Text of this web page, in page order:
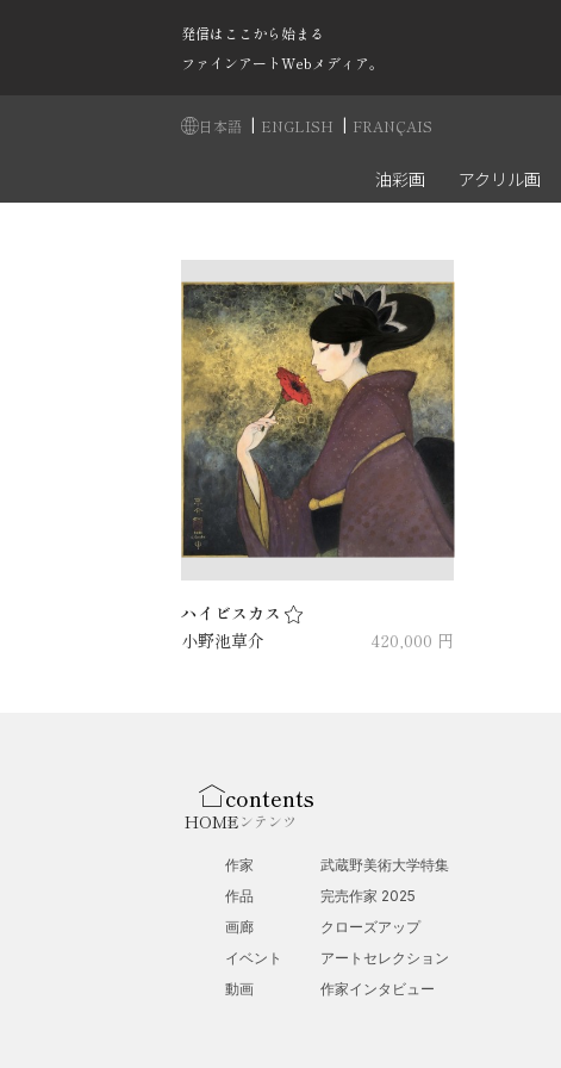
発信はここから始まる
ファインアートWebメディア。
日本語 | ENGLISH | FRANÇAIS
油彩画 アクリル画
ハイビスカス
小野池草介
420,000 円
HOME
contents
コンテンツ
作家
作品
画廊
イベント
動画
武蔵野美術大学特集
完売作家 2025
クローズアップ
アートセレクション
作家インタビュー